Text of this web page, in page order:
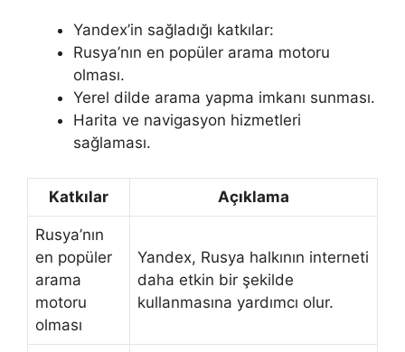
Yandex’in sağladığı katkılar:
Rusya’nın en popüler arama motoru
olması.
Yerel dilde arama yapma imkanı sunması.
Harita ve navigasyon hizmetleri
sağlaması.
Katkılar Açıklama
Rusya’nın
en popüler
arama
motoru
olması
Yandex, Rusya halkının interneti
daha etkin bir şekilde
kullanmasına yardımcı olur.